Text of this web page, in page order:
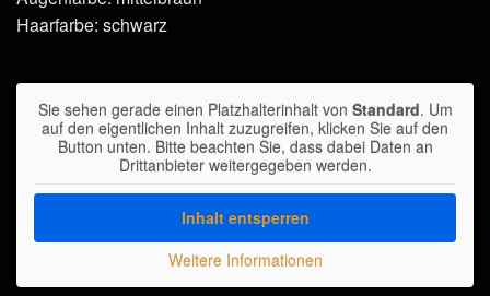
Haarfarbe: schwarz
Sie sehen gerade einen Platzhalterinhalt von Standard. Um
auf den eigentlichen Inhalt zuzugreifen, klicken Sie auf den
Button unten. Bitte beachten Sie, dass dabei Daten an
Drittanbieter weitergegeben werden.
Inhalt entsperren
Weitere Informationen